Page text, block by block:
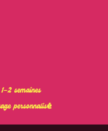
semaines
personnalisé